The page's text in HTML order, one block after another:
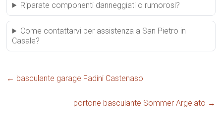
Riparate componenti danneggiati o rumorosi?
Come contattarvi per assistenza a San Pietro in
Casale?
← basculante garage Fadini Castenaso
portone basculante Sommer Argelato →